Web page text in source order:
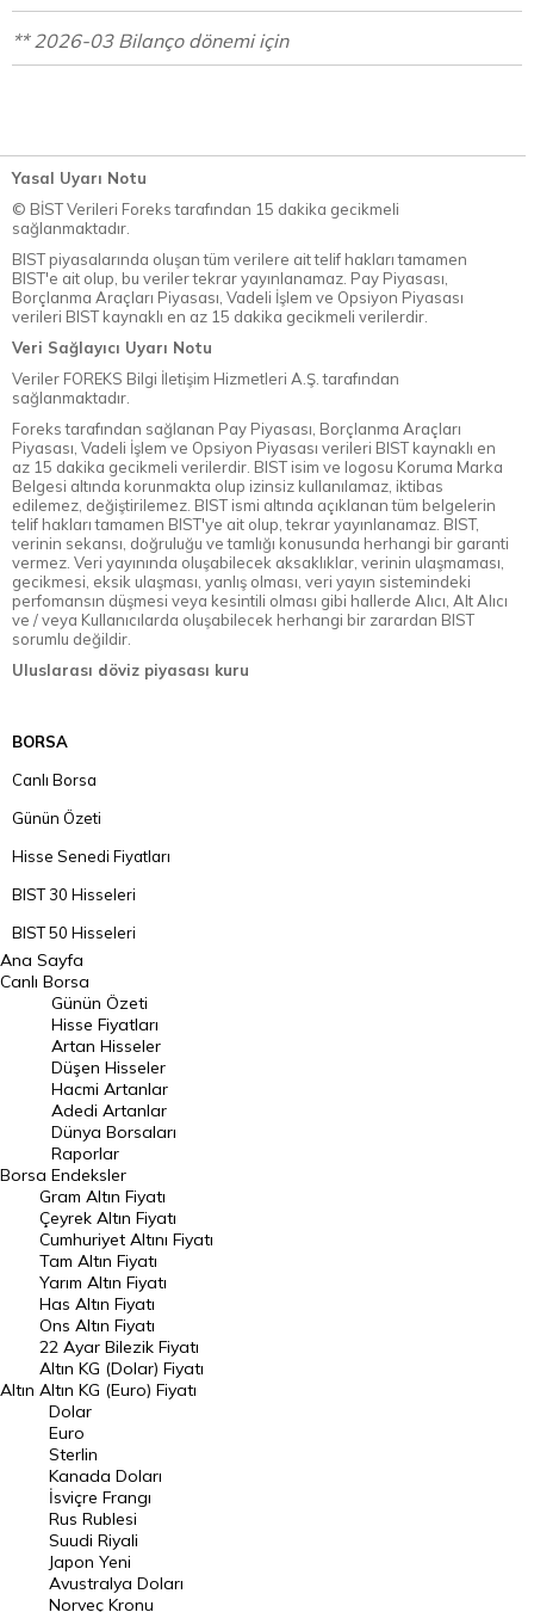
** 2026-03 Bilanço dönemi için
Yasal Uyarı Notu
© BİST Verileri Foreks tarafından 15 dakika gecikmeli
sağlanmaktadır.
BIST piyasalarında oluşan tüm verilere ait telif hakları tamamen
BIST'e ait olup, bu veriler tekrar yayınlanamaz. Pay Piyasası,
Borçlanma Araçları Piyasası, Vadeli İşlem ve Opsiyon Piyasası
verileri BIST kaynaklı en az 15 dakika gecikmeli verilerdir.
Veri Sağlayıcı Uyarı Notu
Veriler FOREKS Bilgi İletişim Hizmetleri A.Ş. tarafından
sağlanmaktadır.
Foreks tarafından sağlanan Pay Piyasası, Borçlanma Araçları
Piyasası, Vadeli İşlem ve Opsiyon Piyasası verileri BIST kaynaklı en
az 15 dakika gecikmeli verilerdir. BIST isim ve logosu Koruma Marka
Belgesi altında korunmakta olup izinsiz kullanılamaz, iktibas
edilemez, değiştirilemez. BIST ismi altında açıklanan tüm belgelerin
telif hakları tamamen BIST'ye ait olup, tekrar yayınlanamaz. BIST,
verinin sekansı, doğruluğu ve tamlığı konusunda herhangi bir garanti
vermez. Veri yayınında oluşabilecek aksaklıklar, verinin ulaşmaması,
gecikmesi, eksik ulaşması, yanlış olması, veri yayın sistemindeki
perfomansın düşmesi veya kesintili olması gibi hallerde Alıcı, Alt Alıcı
ve / veya Kullanıcılarda oluşabilecek herhangi bir zarardan BIST
sorumlu değildir.
Uluslarası döviz piyasası kuru
BORSA
Canlı Borsa
Günün Özeti
Hisse Senedi Fiyatları
BIST 30 Hisseleri
BIST 50 Hisseleri
BIST 100 Hisseleri
En Çok Artan Hisseler
En Çok Düşen Hisseler
Hacmi Artanlar
Geçmiş Kapanışlar
Dünya Borsaları
Raporlar
Endeksler
DÖVİZ
Döviz Kuru
Dolar Kuru
Euro Kuru
Pound Kuru
Frank Kuru
Riyal Kuru
Avustralya Doları
Danimarka Kronu Kuru
Ana Sayfa
Canlı Borsa
Borsa
Günün Özeti
Hisse Fiyatları
Artan Hisseler
Düşen Hisseler
Hacmi Artanlar
Adedi Artanlar
Dünya Borsaları
Raporlar
Endeksler
Altın
Gram Altın Fiyatı
Çeyrek Altın Fiyatı
Cumhuriyet Altını Fiyatı
Tam Altın Fiyatı
Yarım Altın Fiyatı
Has Altın Fiyatı
Ons Altın Fiyatı
22 Ayar Bilezik Fiyatı
Altın KG (Dolar) Fiyatı
Altın KG (Euro) Fiyatı
Dolar
Euro
Sterlin
Kanada Doları
İsviçre Frangı
Rus Rublesi
Suudi Riyali
Japon Yeni
Avustralya Doları
Norveç Kronu